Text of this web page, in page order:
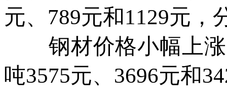
元、789元和1129元，
钢材价格小幅上涨
吨3575元、3696元和